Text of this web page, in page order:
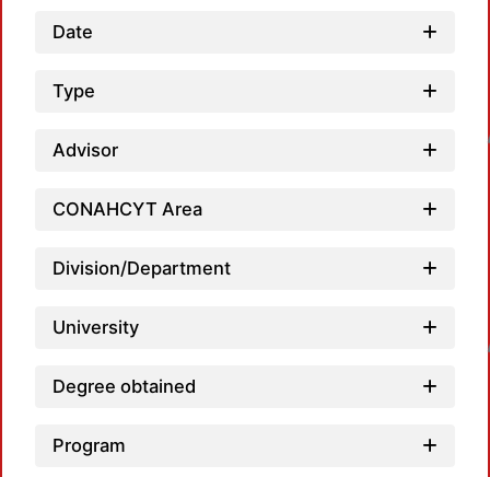
Date
Type
Advisor
CONAHCYT Area
Division/Department
University
Degree obtained
Program